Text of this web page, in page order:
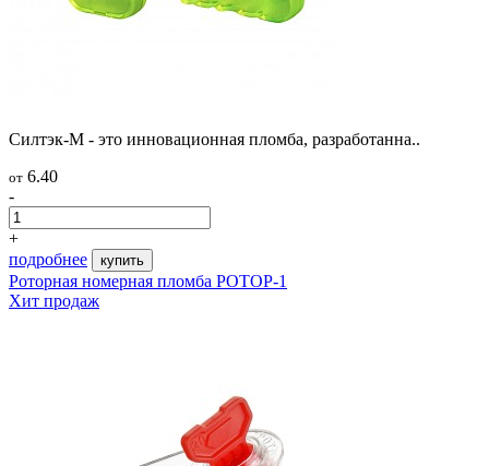
Силтэк-М - это инновационная пломба, разработанна..
от 6.40
-
+
подробнее
купить
Роторная номерная пломба РОТОР-1
Хит продаж